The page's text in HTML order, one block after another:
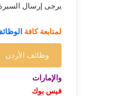
يرجى إرسال السيرة الذاتية
لمتابعة كافة
وظائف الأردن
والإمارات
فيس بوك